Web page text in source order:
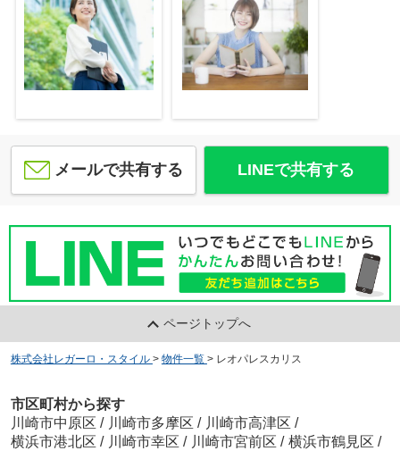
メールで共有する LINEで共有する
ページトップへ
株式会社レガーロ・スタイル > 物件一覧 > レオパレスカリス
市区町村から探す
川崎市中原区 / 川崎市多摩区 / 川崎市高津区 /
横浜市港北区 / 川崎市幸区 / 川崎市宮前区 / 横浜市鶴見区 /